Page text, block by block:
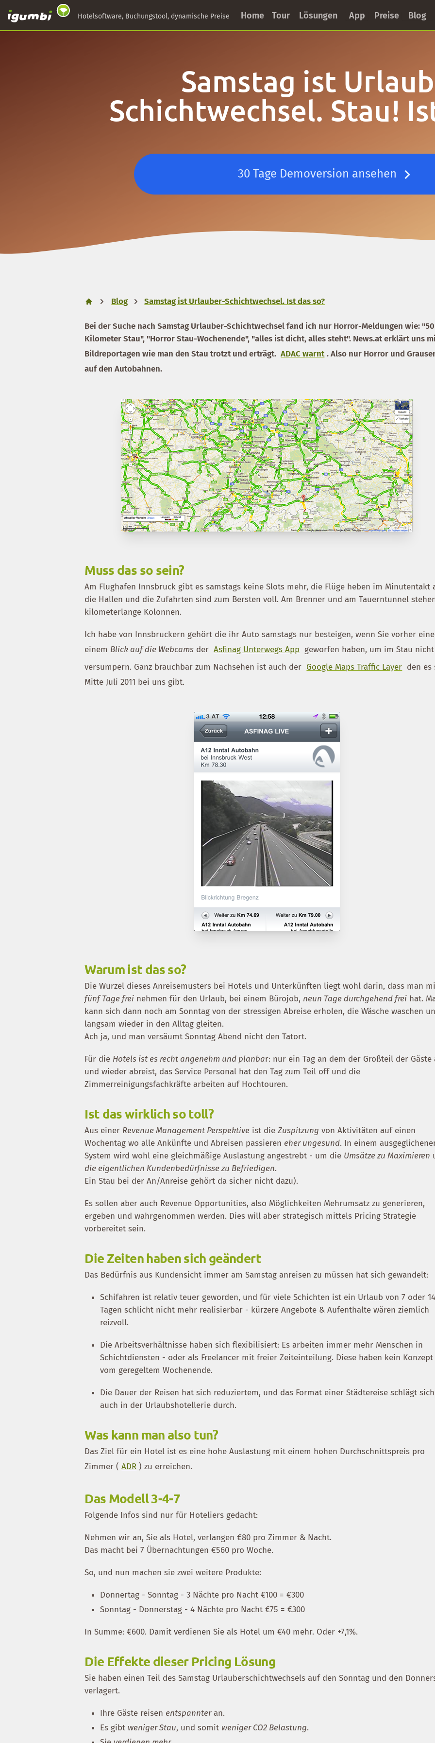
Hotelsoftware, Buchungstool, dynamische Preise Home Tour Lösungen App Preise Blog
Samstag ist
Schichtwechsel. Stau!
30 Tage Demoversion ansehen
Blog Samstag ist Urlauber-Schichtwechsel. Ist das so?
Bei der Suche nach Samstag Urlauber-Schichtwechsel fand ich nur Horror-Meldungen wie: "50
Kilometer Stau", "Horror Stau-Wochenende", "alles ist dicht, alles steht". News.at erklärt uns
Bildreportagen wie man den Stau trotzt und erträgt. ADAC warnt . Also nur Horror und
auf den Autobahnen.
Muss das so sein?
Am Flughafen Innsbruck gibt es samstags keine Slots mehr, die Flüge heben im Minutentakt
die Hallen und die Zufahrten sind zum Bersten voll. Am Brenner und am Tauerntunnel
kilometerlange Kolonnen.
Ich habe von Innsbruckern gehört die ihr Auto samstags nur besteigen, wenn Sie vorher
einem Blick auf die Webcams der Asfinag Unterwegs App geworfen haben, um im Stau
versumpern. Ganz brauchbar zum Nachsehen ist auch der Google Maps Traffic Layer den es
Mitte Juli 2011 bei uns gibt.
Warum ist das so?
Die Wurzel dieses Anreisemusters bei Hotels und Unterkünften liegt wohl darin, dass man
fünf Tage frei nehmen für den Urlaub, bei einem Bürojob, neun Tage durchgehend frei hat.
kann sich dann noch am Sonntag von der stressigen Abreise erholen, die Wäsche waschen
langsam wieder in den Alltag gleiten.
Ach ja, und man versäumt Sonntag Abend nicht den Tatort.
Für die Hotels ist es recht angenehm und planbar: nur ein Tag an dem der Großteil der Gäste
und wieder abreist, das Service Personal hat den Tag zum Teil off und die
Zimmerreinigungsfachkräfte arbeiten auf Hochtouren.
Ist das wirklich so toll?
Aus einer Revenue Management Perspektive ist dieZuspitzung von Aktivitäten auf einen
Wochentag wo alle Ankünfte und Abreisen passieren eher ungesund. In einem
System wird wohl eine gleichmäßige Auslastung angestrebt - um die Umsätze zu Maximieren
die eigentlichen Kundenbedürfnisse zu Befriedigen.
Ein Stau bei der An/Anreise gehört da sicher nicht dazu).
Es sollen aber auch Revenue Opportunities, also Möglichkeiten Mehrumsatz zu generieren,
ergeben und wahrgenommen werden. Dies will aber strategisch mittels Pricing Strategie
vorbereitet sein.
Die Zeiten haben sich geändert
Das Bedürfnis aus Kundensicht immer am Samstag anreisen zu müssen hat sich gewandelt:
Schifahren ist relativ teuer geworden, und für viele Schichten ist ein Urlaub von 7 oder
Tagen schlicht nicht mehr realisierbar - kürzere Angebote & Aufenthalte wären ziemlich
reizvoll.
Die Arbeitsverhältnisse haben sich flexibilisiert: Es arbeiten immer mehr Menschen in
Schichtdiensten - oder als Freelancer mit freier Zeiteinteilung. Diese haben kein Konzept
vom geregeltem Wochenende.
Die Dauer der Reisen hat sich reduziertem, und das Format einer Städtereise schlägt sich
auch in der Urlaubshotellerie durch.
Was kann man also tun?
Das Ziel für ein Hotel ist es eine hohe Auslastung mit einem hohen Durchschnittspreis pro
Zimmer ( ADR ) zu erreichen.
Das Modell 3-4-7
Folgende Infos sind nur für Hoteliers gedacht:
Nehmen wir an, Sie als Hotel, verlangen €80 pro Zimmer & Nacht.
Das macht bei 7 Übernachtungen €560 pro Woche.
So, und nun machen sie zwei weitere Produkte:
Donnertag - Sonntag - 3 Nächte pro Nacht €100 = €300
Sonntag - Donnerstag - 4 Nächte pro Nacht €75 = €300
In Summe: €600. Damit verdienen Sie als Hotel um €40 mehr. Oder +7,1%.
Die Effekte dieser Pricing Lösung
Sie haben einen Teil des Samstag Urlauberschichtwechsels auf den Sonntag und den
verlagert.
Ihre Gäste reisen entspannteran.
Es gibt weniger Stau, und somit weniger CO2 Belastung.